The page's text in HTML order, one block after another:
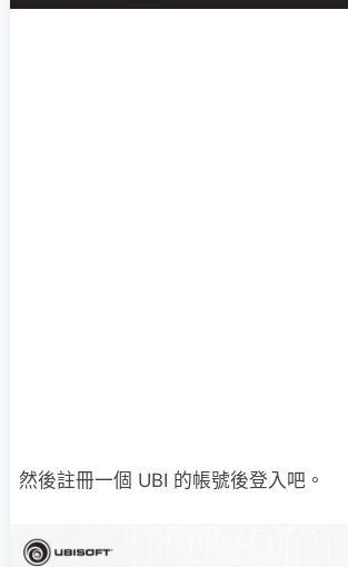
然後註冊一個 UBI 的帳號後登入吧。